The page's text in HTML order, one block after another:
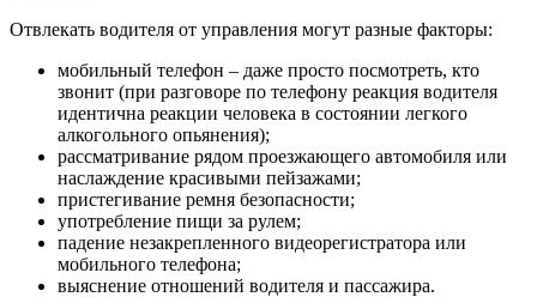
Отвлекать водителя от управления могут разные факторы:
мобильный телефон – даже просто посмотреть, кто
звонит (при разговоре по телефону реакция водителя
идентична реакции человека в состоянии легкого
алкогольного опьянения);
рассматривание рядом проезжающего автомобиля или
наслаждение красивыми пейзажами;
пристегивание ремня безопасности;
употребление пищи за рулем;
падение незакрепленного видеорегистратора или
мобильного телефона;
выяснение отношений водителя и пассажира.